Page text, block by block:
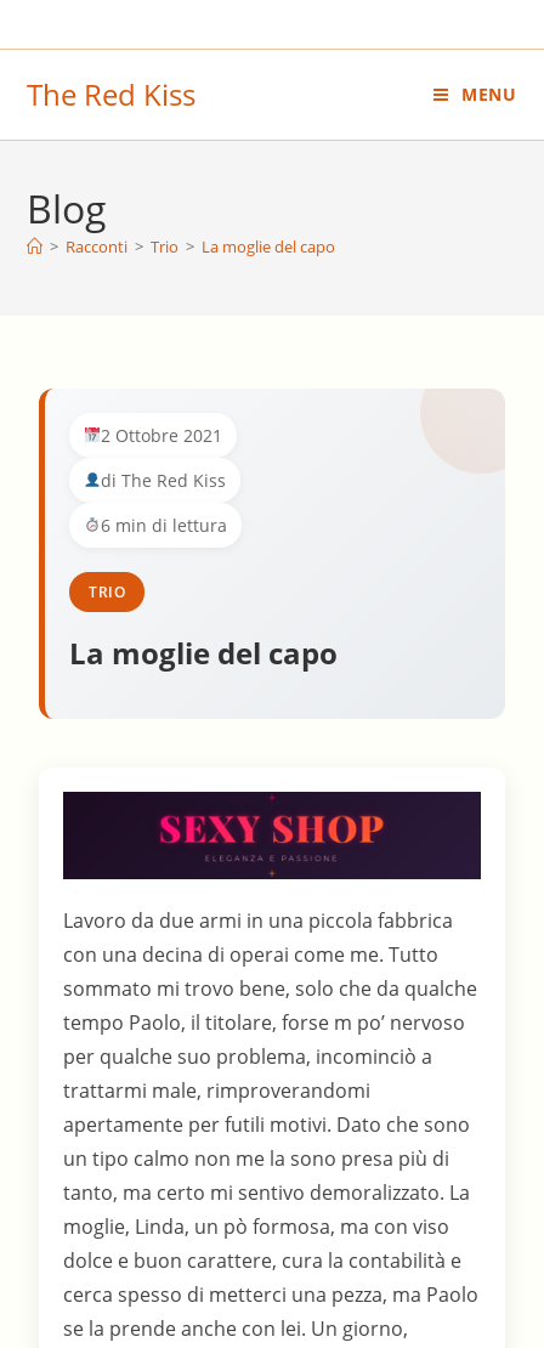
al
The Red Kiss MENU
Blog
> Racconti > Trio > La moglie del capo
2 Ottobre 2021
di The Red Kiss
6 min di lettura
TRIO
La moglie del capo
Lavoro da due armi in una piccola fabbrica
con una decina di operai come me. Tutto
sommato mi trovo bene, solo che da qualche
tempo Paolo, il titolare, forse m po’ nervoso
per qualche suo problema, incominciò a
trattarmi male, rimproverandomi
apertamente per futili motivi. Dato che sono
un tipo calmo non me la sono presa più di
tanto, ma certo mi sentivo demoralizzato. La
moglie, Linda, un pò formosa, ma con viso
dolce e buon carattere, cura la contabilità e
cerca spesso di metterci una pezza, ma Paolo
se la prende anche con lei. Un giorno,